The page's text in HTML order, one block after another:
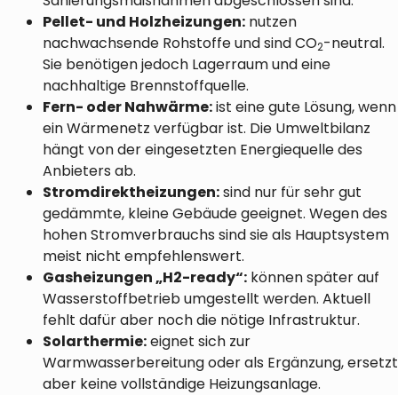
Pellet- und Holzheizungen: nutzen
nachwachsende Rohstoffe und sind CO2-neutral.
Sie benötigen jedoch Lagerraum und eine
nachhaltige Brennstoffquelle.
Fern- oder Nahwärme:ist eine gute Lösung, wenn
ein Wärmenetz verfügbar ist. Die Umweltbilanz
hängt von der eingesetzten Energiequelle des
Anbieters ab.
Stromdirektheizungen:sind nur für sehr gut
gedämmte, kleine Gebäude geeignet. Wegen des
hohen Stromverbrauchs sind sie als Hauptsystem
meist nicht empfehlenswert.
Gasheizungen „H2-ready“: können später auf
Wasserstoffbetrieb umgestellt werden. Aktuell
fehlt dafür aber noch die nötige Infrastruktur.
Solarthermie:eignet sich zur
Warmwasserbereitung oder als Ergänzung, ersetzt
aber keine vollständige Heizungsanlage.